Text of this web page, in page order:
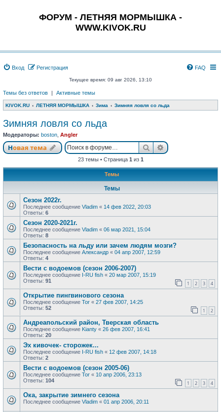
ФОРУМ - ЛЕТНЯЯ МОРМЫШКА -
WWW.KIVOK.RU
Вход Регистрация FAQ
Текущее время: 09 авг 2026, 13:10
Темы без ответов | Активные темы
KIVOK.RU ЛЕТНЯЯ МОРМЫШКА Зима Зимняя ловля со льда
Зимняя ловля со льда
Модераторы: boston Angler
Новая тема ПоискРасширенный
23 темы • Страница 1 из 1
Темы
Темы
Сезон 2022г.
Последнее сообщение Vladim « 14 фев 2022, 20:03
Ответы: 6
Сезон 2020-2021г.
Последнее сообщение Vladim « 06 мар 2021, 15:04
Ответы: 8
Безопасность на льду или зачем людям мозги?
Последнее сообщение Александр « 04 апр 2007, 12:59
Ответы: 4
Вести с водоемов (сезон 2006-2007)
Последнее сообщение I-RU fish « 20 мар 2007, 15:19
Ответы: 91 1 2 3 4
Открытие пингвинового сезона
Последнее сообщение Tor « 27 фев 2007, 14:25
Ответы: 52 1 2
Андреапольский район, Тверская область
Последнее сообщение Kianty « 26 фев 2007, 16:41
Ответы: 20
Эх кивочек- сторожек...
Последнее сообщение I-RU fish « 12 фев 2007, 14:18
Ответы: 2
Вести с водоемов (сезон 2005-06)
Последнее сообщение Tor « 10 апр 2006, 23:13
Ответы: 104 1 2 3 4
Ока, закрытие зимнего сезона
Последнее сообщение Vladim « 01 апр 2006, 20:11